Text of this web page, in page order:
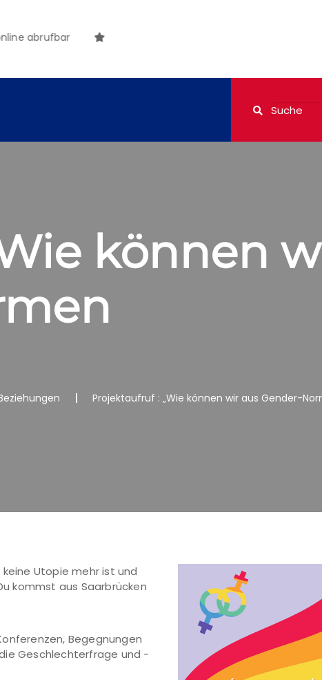
abrufbar
können
Projektaufruf : „Wie können wir aus Gender-
Utopie mehr ist und
kommst aus Saarbrücken
Begegnungen
Geschlechterfrage und -